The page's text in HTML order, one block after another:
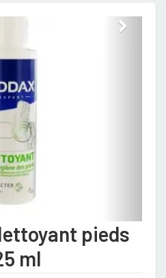
pieds
ml